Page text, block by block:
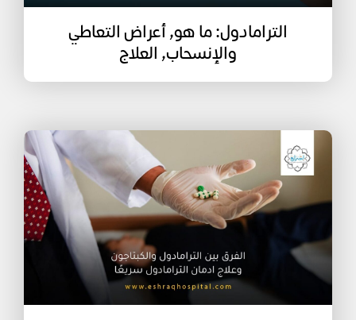
الترامادول: ما هو, أعراض التعاطي
والإنسحاب, العلاج